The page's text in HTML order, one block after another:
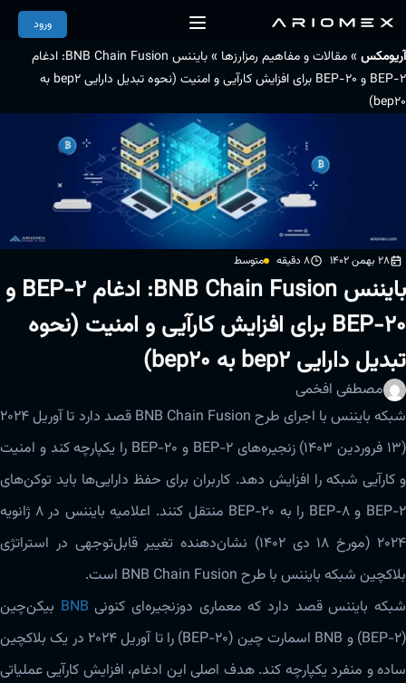
ورود
آریومکس »مقالات و مفاهیم رمزارزها »
بایننس BNB Chain Fusion: ادغام
BEP-2 و BEP-20 برای افزایش ‌‌کارآیی و امنیت (نحوه تبدیل دارایی bep2 به
bep20)
28 بهمن 1402 8 دقیقه متوسط
بایننس BNB Chain Fusion: ادغام BEP-2 و
BEP-20 برای افزایش ‌‌کارآیی و امنیت (نحوه
تبدیل دارایی bep2 به bep20)
مصطفی افخمی
شبکه بایننس با اجرای طرح BNB Chain Fusion قصد دارد تا آوریل 2024
(۱۳ فروردین ۱۴۰۳) زنجیره‌های BEP-2 و BEP-20 را یکپارچه کند و امنیت
و ‌‌کارآیی شبکه را افزایش دهد. کاربران برای حفظ دارایی‌ها باید توکن‌های
BEP-2 و BEP-8 را به BEP-20 منتقل کنند. اعلامیه بایننس در 8 ژانویه
2024 (مورخ ۱۸ دی ۱۴۰۲)‌‌‌ نشان‌‌‌دهنده تغییر قابل‌توجهی در استراتژی
بلاکچین شبکه بایننس با طرح BNB Chain Fusion است.
شبکه بایننس قصد دارد که معماری دوزنجیره‌ای کنونی BNB بیکن‌چین
(BEP-2) و BNB اسمارت چین (BEP-20) را تا آوریل 2024 در یک ‌‌‌بلاکچین
ساده و منفرد یکپارچه کند. هدف اصلی این ادغام، افزایش ‌‌کارآیی عملیاتی